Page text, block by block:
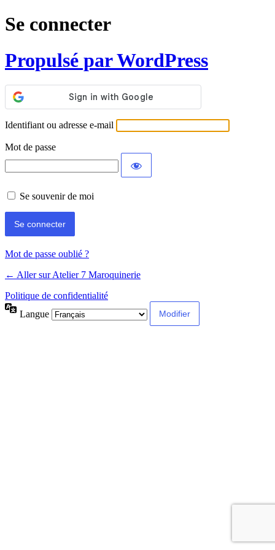
Se connecter
Propulsé par WordPress
Identifiant ou adresse e-mail
Mot de passe
Se souvenir de moi
Mot de passe oublié ?
← Aller sur Atelier 7 Maroquinerie
Politique de confidentialité
Langue